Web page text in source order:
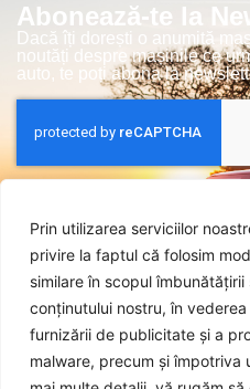
Prin utilizarea serviciilor
privire la faptul că folosim
similare în scopul îmbunătățirii
conținutului nostru, în
furnizării de publicitate și a
malware, precum și împotriva
Abonează-te la
Dacă îți dorești o anumită
noutăți despre mașinile ce
auto, te poți abona la
Confidențialitate
a site-ului.